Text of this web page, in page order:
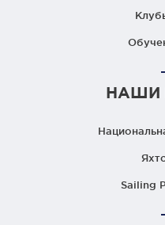
НАШИ
Sailing